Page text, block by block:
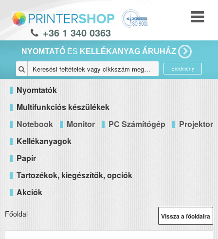
+36 1 340 0363
NYOMTATÓ ÉS KELLÉKANYAG ÁRUHÁZ
Eredmény
Nyomtatók
Multifunkciós készülékek
Notebook
Monitor PC Számítógép
Projektor
Kellékanyagok
Papír
Tartozékok, kiegészítők, opciók
Akciók
Vissza a főoldalra
Főoldal